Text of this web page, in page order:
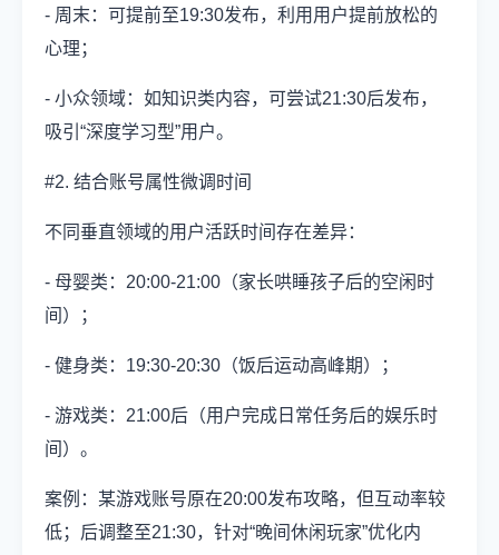
- 周末：可提前至19:30发布，利用用户提前放松的
心理；
- 小众领域：如知识类内容，可尝试21:30后发布，
吸引“深度学习型”用户。
#2. 结合账号属性微调时间
不同垂直领域的用户活跃时间存在差异：
- 母婴类：20:00-21:00（家长哄睡孩子后的空闲时
间）；
- 健身类：19:30-20:30（饭后运动高峰期）；
- 游戏类：21:00后（用户完成日常任务后的娱乐时
间）。
案例：某游戏账号原在20:00发布攻略，但互动率较
低；后调整至21:30，针对“晚间休闲玩家”优化内